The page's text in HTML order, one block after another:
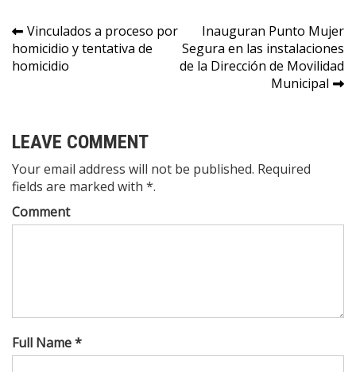
Navegación
de
Vinculados a proceso por
homicidio y tentativa de
homicidio
Inauguran Punto Mujer
Segura en las instalaciones
de la Dirección de Movilidad
Municipal
LEAVE COMMENT
Your email address will not be published. Required
fields are marked with *.
Comment
Full Name *